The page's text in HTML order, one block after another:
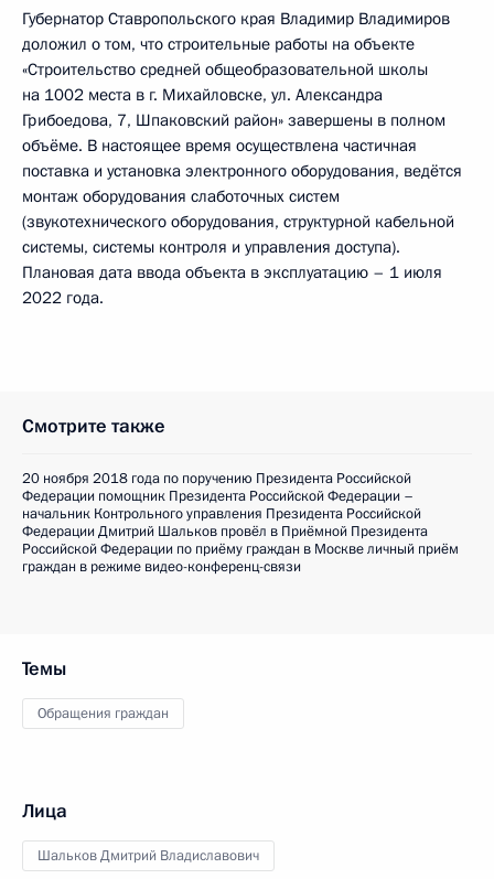
Губернатор Ставропольского края Владимир Владимиров
доложил о том, что строительные работы на объекте
«Строительство средней общеобразовательной школы
на 1002 места в г. Михайловске, ул. Александра
Грибоедова, 7, Шпаковский район» завершены в полном
объёме. В настоящее время осуществлена частичная
поставка и установка электронного оборудования, ведётся
монтаж оборудования слаботочных систем
(звукотехнического оборудования, структурной кабельной
системы, системы контроля и управления доступа).
Плановая дата ввода объекта в эксплуатацию – 1 июля
2022 года.
Смотрите также
20 ноября 2018 года по поручению Президента Российской
Федерации помощник Президента Российской Федерации –
начальник Контрольного управления Президента Российской
Федерации Дмитрий Шальков провёл в Приёмной Президента
Российской Федерации по приёму граждан в Москве личный приём
граждан в режиме видео-конференц-связи
Темы
Обращения граждан
Лица
Шальков Дмитрий Владиславович